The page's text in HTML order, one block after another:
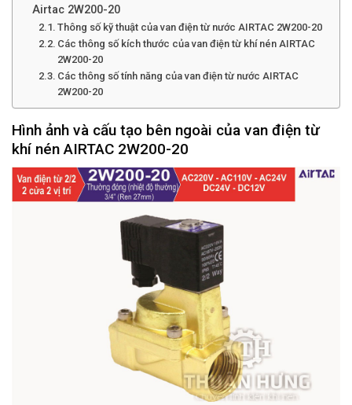
Airtac 2W200-20
Thông số kỹ thuật của van điện từ nước AIRTAC 2W200-20
Các thông số kích thước của van điện từ khí nén AIRTAC
2W200-20
Các thông số tính năng của van điện từ nước AIRTAC
2W200-20
Hình ảnh và cấu tạo bên ngoài của van điện từ
khí nén AIRTAC 2W200-20